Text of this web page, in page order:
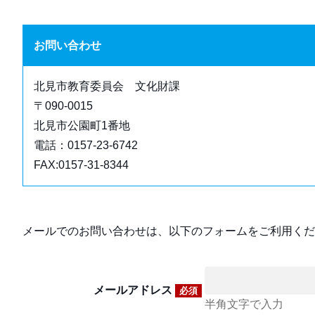
お問い合わせ
北見市教育委員会 文化財課
〒090-0015
北見市公園町1番地
電話：0157-23-6742
FAX:0157-31-8344
メールでのお問い合わせは、以下のフォームをご利用く
メールアドレス 必須
半角文字で入力